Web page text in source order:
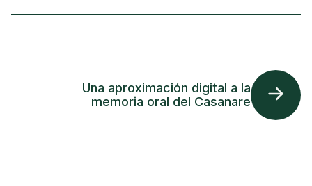
Una aproximación digital a la
memoria oral del Casanare